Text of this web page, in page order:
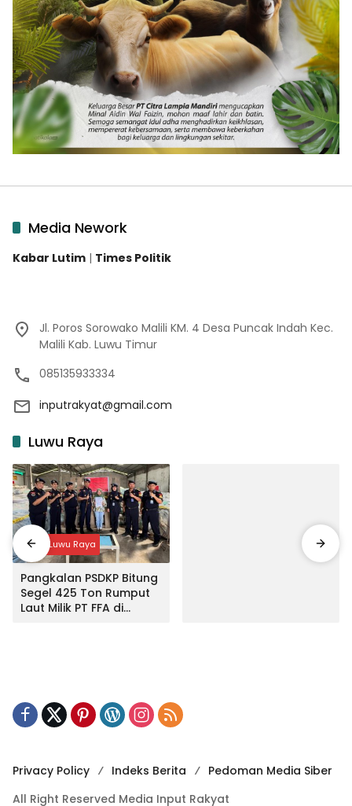
Media Nework
Kabar Lutim | Times Politik
Jl. Poros Sorowako Malili KM. 4 Desa Puncak Indah Kec.
Malili Kab. Luwu Timur
085135933334
inputrakyat@gmail.com
Luwu Raya
Input Luwu Raya
Pangkalan PSDKP Bitung
Segel 425 Ton Rumput
Laut Milik PT FFA di
Privacy Policy Indeks Berita
Pedoman Media Siber
All Right Reserved Media Input Rakyat